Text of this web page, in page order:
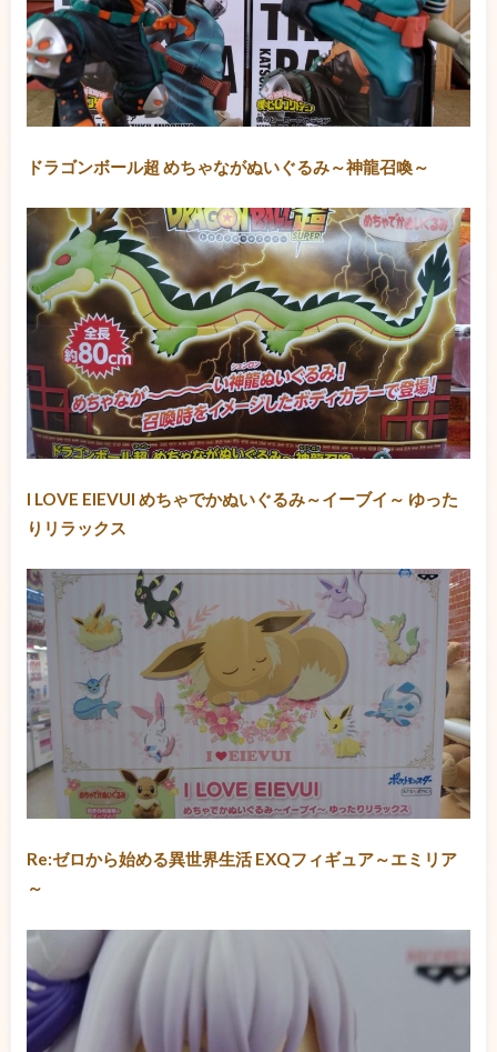
ドラゴンボール超 めちゃながぬいぐるみ～神龍召喚～
I LOVE EIEVUI めちゃでかぬいぐるみ～イーブイ～ ゆった
りリラックス
Re:ゼロから始める異世界生活 EXQフィギュア～エミリア
～